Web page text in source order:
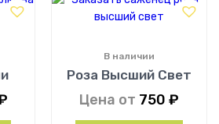
Роза Высший Свет
В наличии
Цена от 750 ₽